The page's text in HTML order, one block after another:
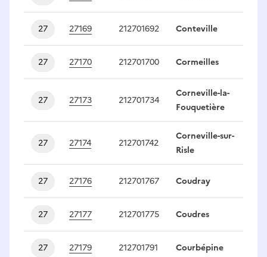
27 27169 212701692 Conteville
27 27170 212701700 Cormeilles
27 27173 212701734
Corneville-la-
Fouquetière
27 27174 212701742
Corneville-sur-
Risle
27 27176 212701767 Coudray
27 27177 212701775 Coudres
27 27179 212701791 Courbépine